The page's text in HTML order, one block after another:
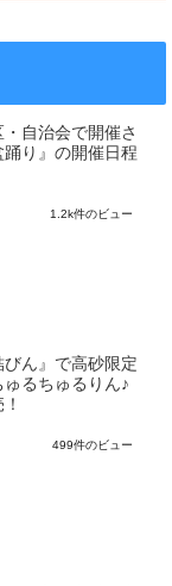
自治会で開催さ
り』の開催日程
1.2k件のビュー
ん』で高砂限定
ゅるちゅるりん♪
499件のビュー